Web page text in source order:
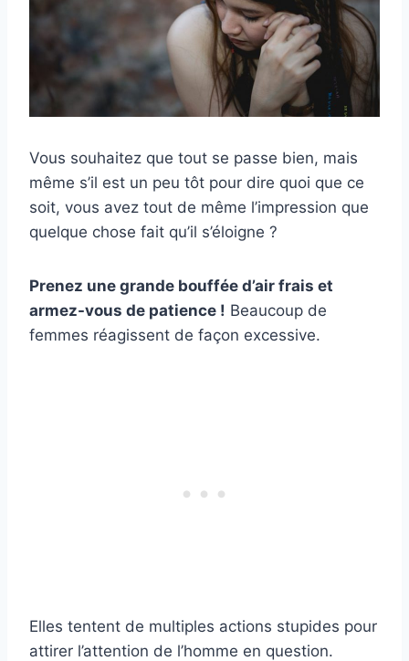
Vous souhaitez que tout se passe bien, mais
même s’il est un peu tôt pour dire quoi que ce
soit, vous avez tout de même l’impression que
quelque chose fait qu’il s’éloigne ?
Prenez une grande bouffée d’air frais et
armez-vous de patience ! Beaucoup de
femmes réagissent de façon excessive.
Elles tentent de multiples actions stupides pour
attirer l’attention de l’homme en question.